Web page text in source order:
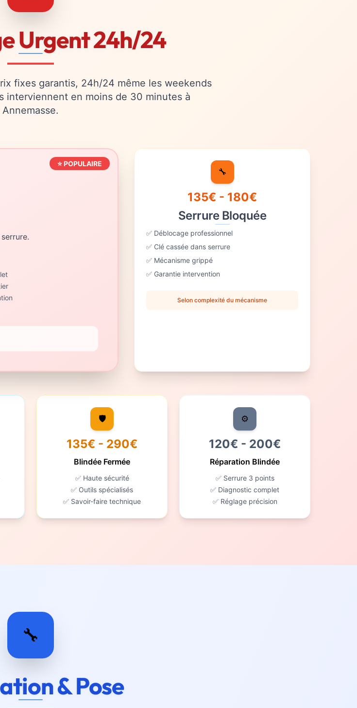
Urgent 24h/24
fixes garantis, 24h/24 même les weekends
interviennent en moins de 30 minutes à
Annemasse.
⭐ POPULAIRE
🔧
135€ - 180€
Serrure Bloquée
✅ Déblocage professionnel
✅ Clé cassée dans serrure
✅ Mécanisme grippé
✅ Garantie intervention
Selon complexité du mécanisme
🛡️
135€ - 290€
Blindée Fermée
✅ Haute sécurité
✅ Outils spécialisés
✅ Savoir-faire technique
⚙️
120€ - 200€
Réparation Blindée
✅ Serrure 3 points
✅ Diagnostic complet
✅ Réglage précision
🔧
& Pose